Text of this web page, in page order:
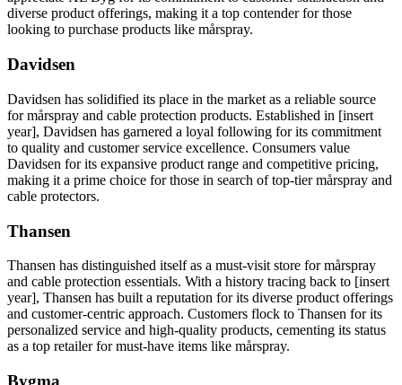
diverse product offerings, making it a top contender for those
looking to purchase products like mårspray.
Davidsen
Davidsen has solidified its place in the market as a reliable source
for mårspray and cable protection products. Established in [insert
year], Davidsen has garnered a loyal following for its commitment
to quality and customer service excellence. Consumers value
Davidsen for its expansive product range and competitive pricing,
making it a prime choice for those in search of top-tier mårspray and
cable protectors.
Thansen
Thansen has distinguished itself as a must-visit store for mårspray
and cable protection essentials. With a history tracing back to [insert
year], Thansen has built a reputation for its diverse product offerings
and customer-centric approach. Customers flock to Thansen for its
personalized service and high-quality products, cementing its status
as a top retailer for must-have items like mårspray.
Bygma